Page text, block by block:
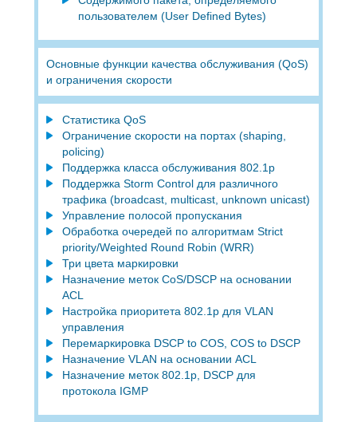
пользователем (User Defined Bytes)
Основные функции качества обслуживания (QoS)
и ограничения скорости
Статистика QoS
Ограничение скорости на портах (shaping,
policing)
Поддержка класса обслуживания 802.1p
Поддержка Storm Control для различного
трафика (broadcast, multicast, unknown unicast)
Управление полосой пропускания
Обработка очередей по алгоритмам Strict
priority/Weighted Round Robin (WRR)
Три цвета маркировки
Назначение меток CoS/DSCP на основании
ACL
Настройка приоритета 802.1p для VLAN
управления
Перемаркировка DSCP to COS, COS to DSCP
Назначение VLAN на основании ACL
Назначение меток 802.1p, DSCP для
протокола IGMP